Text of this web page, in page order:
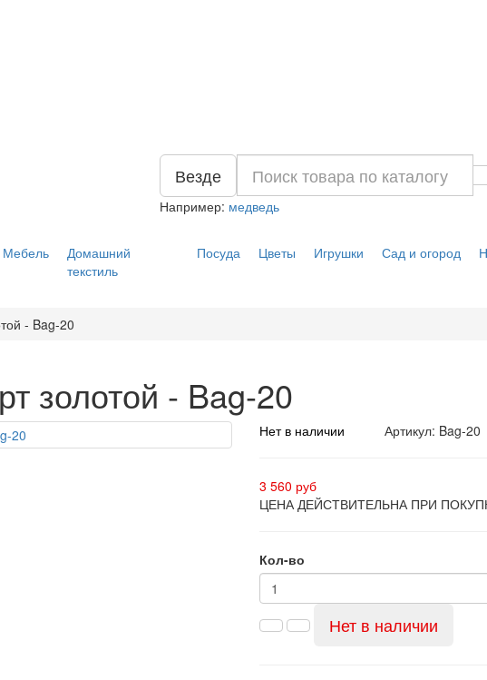
Везде
Например: медведь
Мебель
Домашний
текстиль
Посуда Цветы Игрушки Сад и огород
- Bag-20
золотой - Bag-20
Нет в наличии Артикул: Bag-20
3 560 руб
ЦЕНА ДЕЙСТВИТЕЛЬНА ПРИ
Кол-во
Нет в наличии